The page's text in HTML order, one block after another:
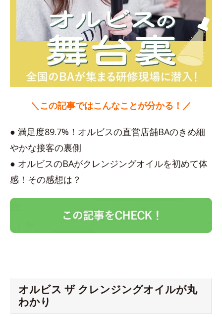
＼この記事ではこんなことが分かる！／
● 満足度89.7%！オルビスの直営店舗BAのきめ細
やかな接客の裏側
● オルビスのBAがクレンジングオイルを初めて体
感！その感想は？
オルビス ザ クレンジングオイルが丸
わかり